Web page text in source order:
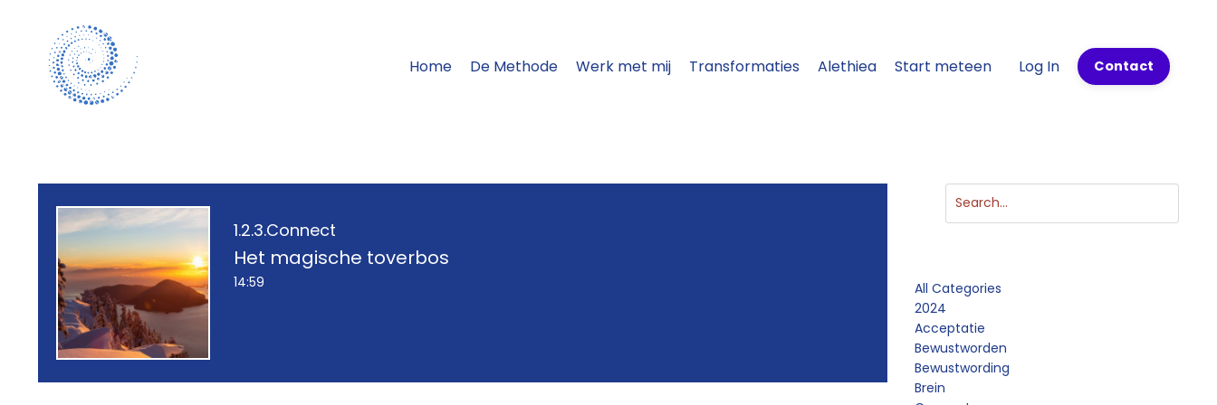
Home De Methode Werk met mij Transformaties Alethiea Start meteen Log In Contact
1.2.3.Connect
Het magische toverbos
14:59
All Categories
2024
Acceptatie
Bewustworden
Bewustwording
Brein